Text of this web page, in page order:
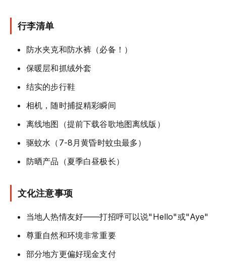
行李清单
防水夹克和防水裤（必备！）
保暖层和抓绒外套
结实的步行鞋
相机，随时捕捉精彩瞬间
离线地图（提前下载谷歌地图离线版）
驱蚊水（7-8月黄昏时蚊虫最多）
防晒产品（夏季白昼极长）
文化注意事项
当地人热情友好——打招呼可以说"Hello"或"Aye"
尊重自然和环境非常重要
部分地方更偏好现金支付